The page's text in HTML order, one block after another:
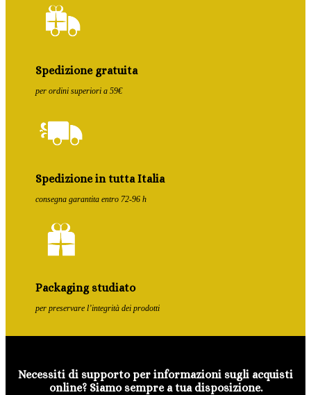
Spedizione gratuita
per ordini superiori a 59€
Spedizione in tutta Italia
consegna garantita entro 72-96 h
Packaging studiato
per preservare l’integrità dei prodotti
Necessiti di supporto per informazioni sugli acquisti
online? Siamo sempre a tua disposizione.